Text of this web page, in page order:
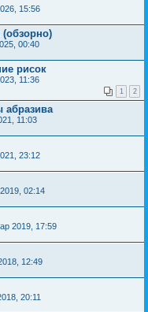
15:56
00:40
рисок
11:36
1 2
абразива
11:03
23:12
02:14
2019, 17:59
12:49
20:11